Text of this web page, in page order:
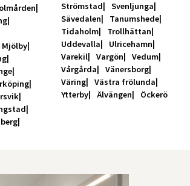
Mjölby
Strömstad
Svenljunga
Sävedalen
Tanumshede
Tidaholm
Trollhättan
Uddevalla
Ulricehamn
Varekil
Vargön
Vedum
Vårgårda
Vänersborg
Väring
Västra frölunda
Ytterby
Älvängen Öckerö